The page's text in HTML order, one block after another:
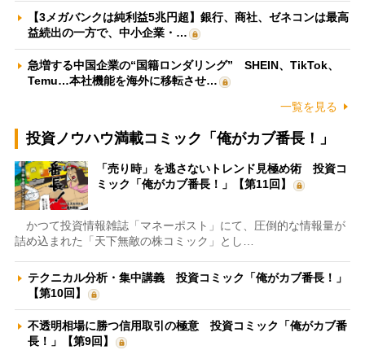
【3メガバンクは純利益5兆円超】銀行、商社、ゼネコンは最高
益続出の一方で、中小企業・…
急増する中国企業の“国籍ロンダリング” SHEIN、TikTok、
Temu…本社機能を海外に移転させ…
一覧を見る
投資ノウハウ満載コミック「俺がカブ番長！」
「売り時」を逃さないトレンド見極め術 投資コ
ミック「俺がカブ番長！」【第11回】
かつて投資情報雑誌「マネーポスト」にて、圧倒的な情報量が
詰め込まれた「天下無敵の株コミック」とし…
テクニカル分析・集中講義 投資コミック「俺がカブ番長！」
【第10回】
不透明相場に勝つ信用取引の極意 投資コミック「俺がカブ番
長！」【第9回】